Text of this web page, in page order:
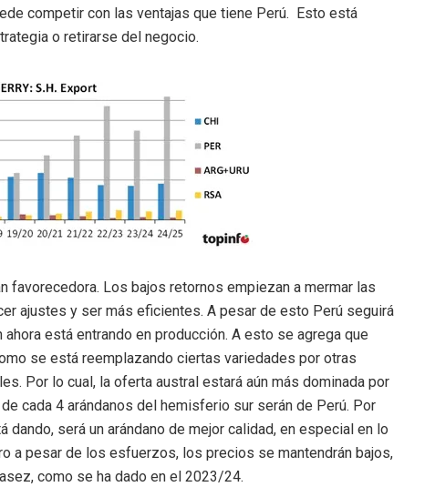
competir con las ventajas que tiene Perú. Esto está
o retirarse del negocio.
favorecedora. Los bajos retornos empiezan a mermar las
ajustes y ser más eficientes. A pesar de esto Perú seguirá
está entrando en producción. A esto se agrega que
se está reemplazando ciertas variedades por otras
Por lo cual, la oferta austral estará aún más dominada por
cada 4 arándanos del hemisferio sur serán de Perú. Por
será un arándano de mejor calidad, en especial en lo
a pesar de los esfuerzos, los precios se mantendrán bajos,
como se ha dado en el 2023/24.